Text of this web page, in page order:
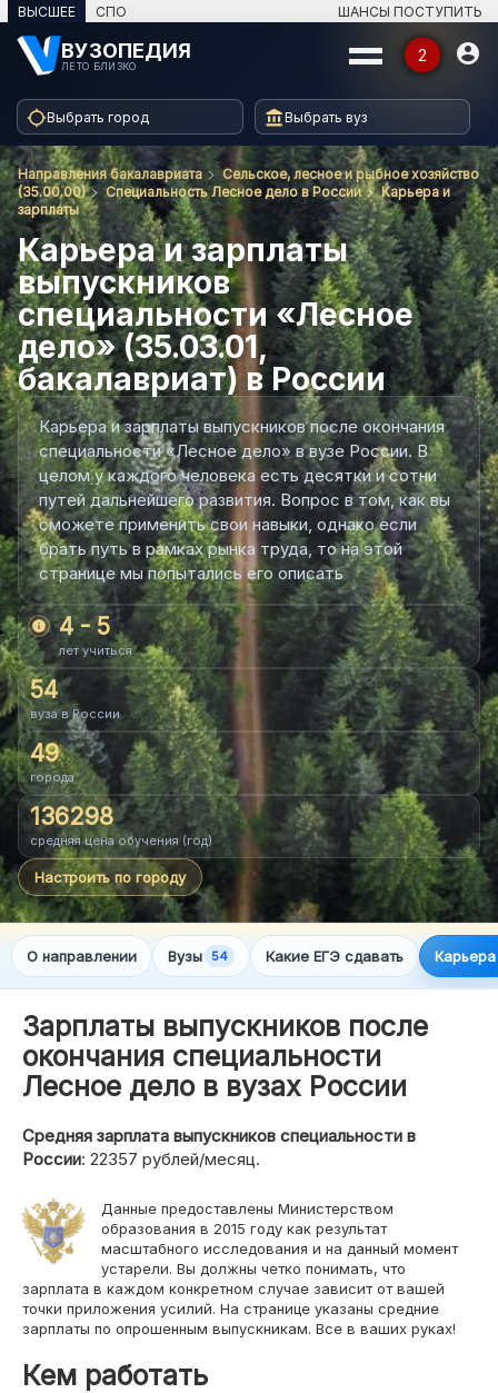
ВЫСШЕЕ СПО ШАНСЫ ПОСТУПИТЬ
ВУЗОПЕДИЯ
ЛЕТО БЛИЗКО 2 
КАТАЛОГ
Вузы ⌄
Специальности ⌄
Программы ⌄
Профессии ⌄
Кто учит ›
ДАТЫ ПОСТУПЛЕНИЯ
Даты в вузах ›
Дни открытых дверей
Траектория поступления ›
ПОДБОР ВУЗА
Сервисы ⌄
Подбор по ЕГЭ ⌄
ЕГЭ
О ЕГЭ
ПРОЧЕЕ
Целевое
Журнал
Задать вопрос ›
Выбрать город Выбрать вуз
Направления бакалавриата
Сельское, лесное и рыбное хозяйство
(35.00.00)
Специальность Лесное дело в России
Карьера и
зарплаты
Карьера и зарплаты
выпускников
специальности «Лесное
дело» (35.03.01,
бакалавриат) в России
Карьера и зарплаты выпускников после окончания
специальности «Лесное дело» в вузе России. В
целом у каждого человека есть десятки и сотни
путей дальнейшего развития. Вопрос в том, как вы
сможете применить свои навыки, однако если
брать путь в рамках рынка труда, то на этой
странице мы попытались его описать
info 4 - 5
лет учиться
54
вуза в России
49
города
136298
средняя цена обучения (год)
Настроить по городу
О направлении Вузы 54 Какие ЕГЭ сдавать
Зарплаты выпускников после
окончания специальности
Лесное дело в вузах России
Средняя зарплата выпускников специальности в
России: 22357 рублей/месяц.
Данные предоставлены Министерством
образования в 2015 году как результат
масштабного исследования и на данный момент
устарели. Вы должны четко понимать, что
зарплата в каждом конкретном случае зависит от вашей
точки приложения усилий. На странице указаны средние
зарплаты по опрошенным выпускникам. Все в ваших руках!
Кем работать